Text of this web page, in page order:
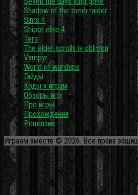
Shadow of the tomb raider
Sims 4
Sniper elite 4
Tera
The elder scrolls iv oblivion
Vampyr
World of warships
Гайды
Коды к играм
Обзоры игр
Про игры
Прохождения
Рецензии
Играем вместе © 2026. Все права